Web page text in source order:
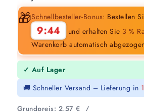
🎁Schnellbesteller-Bonus: Bestellen
9:43 und erhalten Sie 3 %
Warenkorb automatisch
✓ Auf Lager
🚚 Schneller Versand – Lieferung in
Grundpreis: 2,57€ /